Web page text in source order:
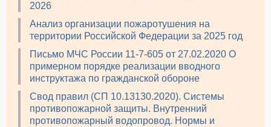
2026
Анализ организации пожаротушения на
территории Российской Федерации за 2025 год
Письмо МЧС России 11-7-605 от 27.02.2020 О
примерном порядке реализации вводного
инструктажа по гражданской обороне
Свод правил (СП 10.13130.2020). Системы
противопожарной защиты. Внутренний
противопожарный водопровод. Нормы и